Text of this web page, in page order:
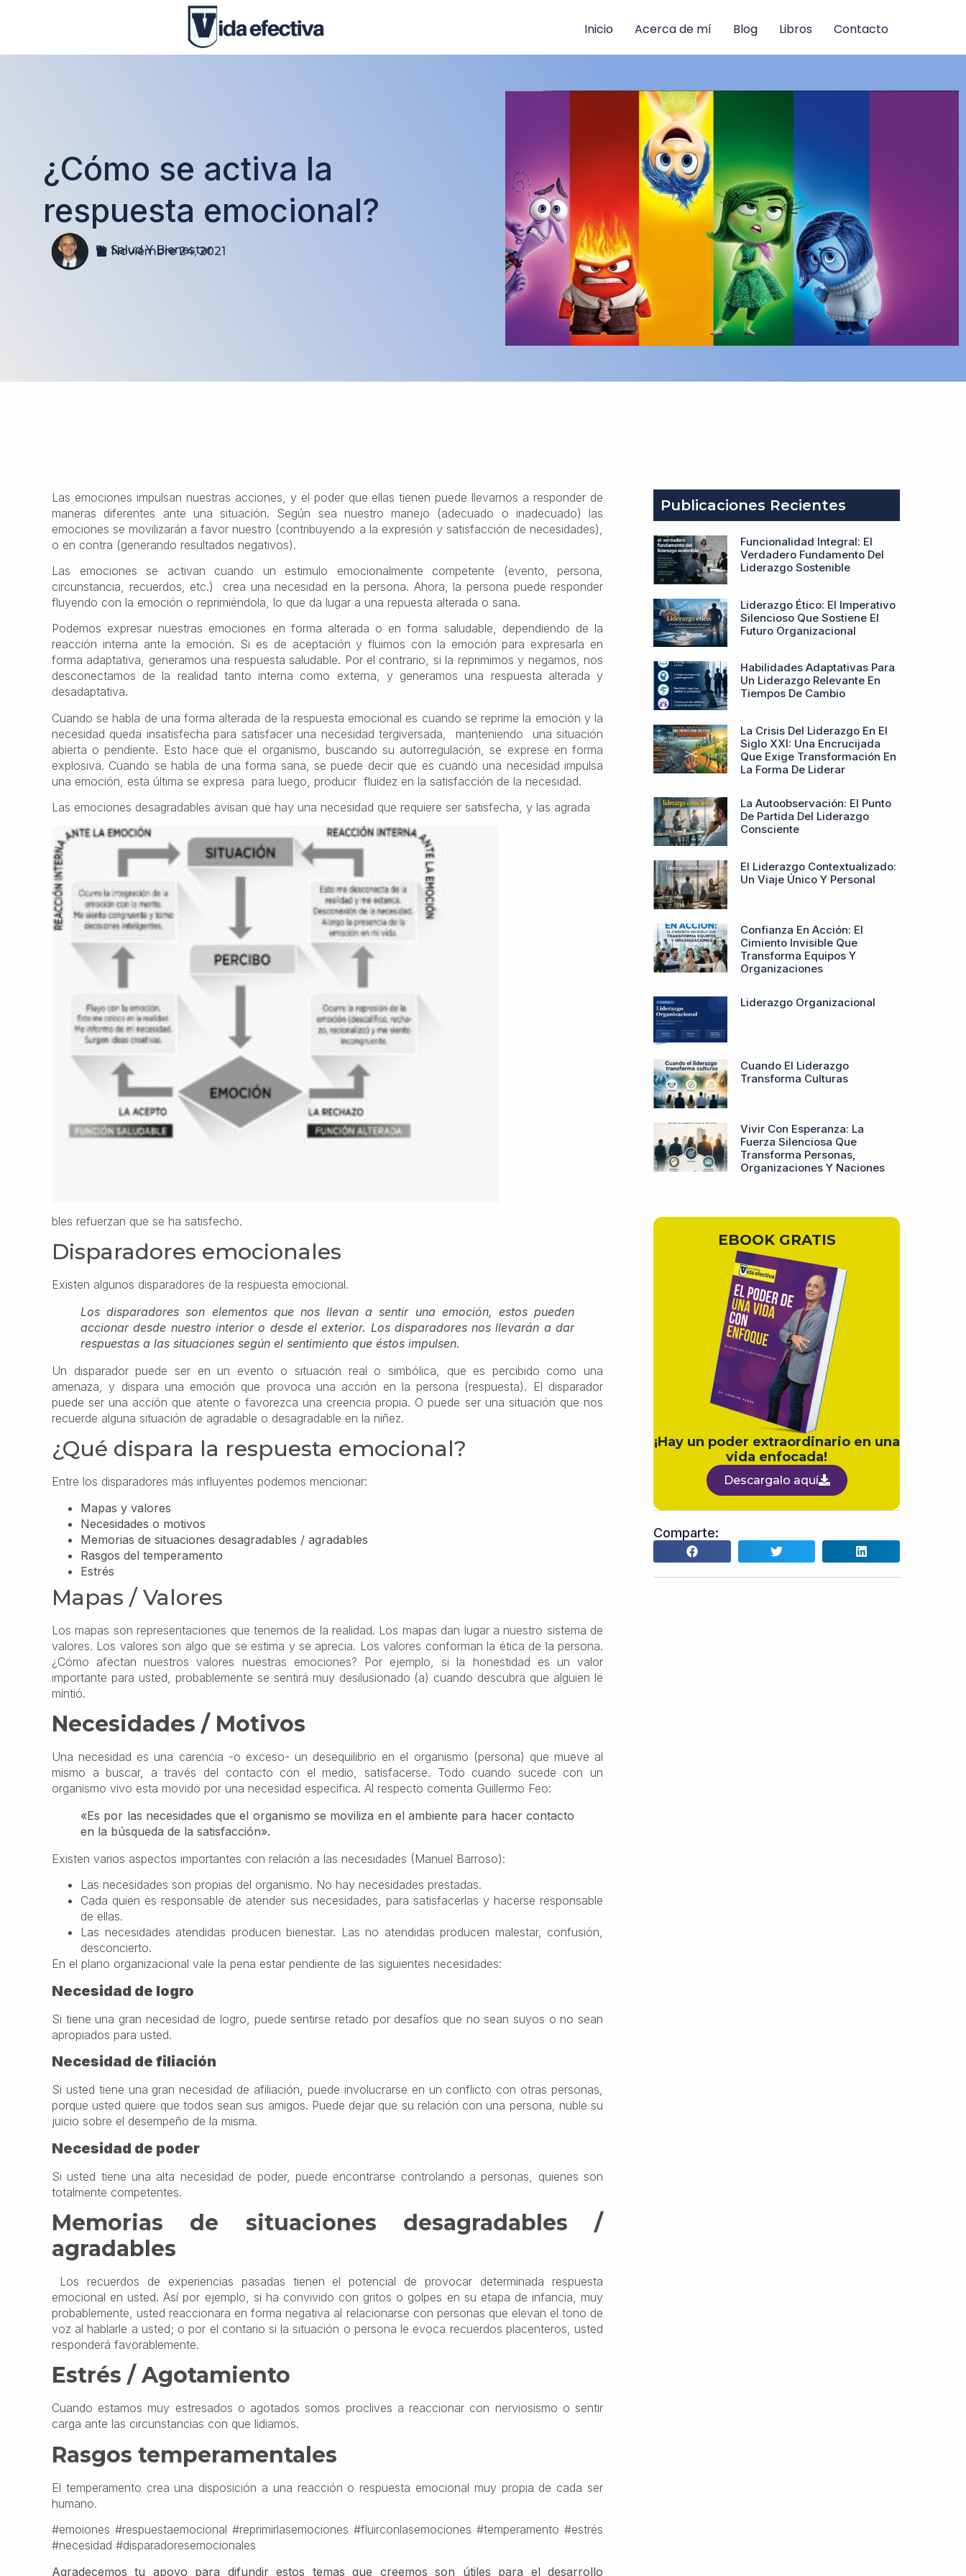
Inicio Acerca de mí Blog Libros Contacto
¿Cómo se activa la
respuesta emocional?
Salud Y Bienestar
Noviembre 24, 2021
Las emociones impulsan nuestras acciones, y el poder que ellas tienen puede llevarnos a responder de
maneras diferentes ante una situación. Según sea nuestro manejo (adecuado o inadecuado) las
emociones se movilizarán a favor nuestro (contribuyendo a la expresión y satisfacción de necesidades),
o en contra (generando resultados negativos).
Las emociones se activan cuando un estimulo emocionalmente competente (evento, persona,
circunstancia, recuerdos, etc.) crea una necesidad en la persona. Ahora, la persona puede responder
fluyendo con la emoción o reprimiéndola, lo que da lugar a una repuesta alterada o sana.
Podemos expresar nuestras emociones en forma alterada o en forma saludable, dependiendo de la
reacción interna ante la emoción. Si es de aceptación y fluimos con la emoción para expresarla en
forma adaptativa, generamos una respuesta saludable. Por el contrario, si la reprimimos y negamos, nos
desconectamos de la realidad tanto interna como externa, y generamos una respuesta alterada y
desadaptativa.
Cuando se habla de una forma alterada de la respuesta emocional es cuando se reprime la emoción y la
necesidad queda insatisfecha para satisfacer una necesidad tergiversada, manteniendo una situación
abierta o pendiente. Esto hace que el organismo, buscando su autorregulación, se exprese en forma
explosiva. Cuando se habla de una forma sana, se puede decir que es cuando una necesidad impulsa
una emoción, esta última se expresa para luego, producir fluidez en la satisfacción de la necesidad.
Las emociones desagradables avisan que hay una necesidad que requiere ser satisfecha, y las agrada
bles refuerzan que se ha satisfecho.
Disparadores emocionales
Existen algunos disparadores de la respuesta emocional.
Los disparadores son elementos que nos llevan a sentir una emoción, estos pueden
accionar desde nuestro interior o desde el exterior. Los disparadores nos llevarán a dar
respuestas a las situaciones según el sentimiento que éstos impulsen.
Un disparador puede ser en un evento o situación real o simbólica, que es percibido como una
amenaza, y dispara una emoción que provoca una acción en la persona (respuesta). El disparador
puede ser una acción que atente o favorezca una creencia propia. O puede ser una situación que nos
recuerde alguna situación de agradable o desagradable en la niñez.
¿Qué dispara la respuesta emocional?
Entre los disparadores más influyentes podemos mencionar:
Mapas y valores
Necesidades o motivos
Memorias de situaciones desagradables / agradables
Rasgos del temperamento
Estrés
Mapas / Valores
Los mapas son representaciones que tenemos de la realidad. Los mapas dan lugar a nuestro sistema de
valores. Los valores son algo que se estima y se aprecia. Los valores conforman la ética de la persona.
¿Cómo afectan nuestros valores nuestras emociones? Por ejemplo, si la honestidad es un valor
importante para usted, probablemente se sentirá muy desilusionado (a) cuando descubra que alguien le
mintió.
Necesidades / Motivos
Una necesidad es una carencia -o exceso- un desequilibrio en el organismo (persona) que mueve al
mismo a buscar, a través del contacto con el medio, satisfacerse. Todo cuando sucede con un
organismo vivo esta movido por una necesidad especifica. Al respecto comenta Guillermo Feo:
«Es por las necesidades que el organismo se moviliza en el ambiente para hacer contacto
en la búsqueda de la satisfacción».
Existen varios aspectos importantes con relación a las necesidades (Manuel Barroso):
Las necesidades son propias del organismo. No hay necesidades prestadas.
Cada quien es responsable de atender sus necesidades, para satisfacerlas y hacerse responsable
de ellas.
Las necesidades atendidas producen bienestar. Las no atendidas producen malestar, confusión,
desconcierto.
En el plano organizacional vale la pena estar pendiente de las siguientes necesidades:
Necesidad de logro
Si tiene una gran necesidad de logro, puede sentirse retado por desafíos que no sean suyos o no sean
apropiados para usted.
Necesidad de filiación
Si usted tiene una gran necesidad de afiliación, puede involucrarse en un conflicto con otras personas,
porque usted quiere que todos sean sus amigos. Puede dejar que su relación con una persona, nuble su
juicio sobre el desempeño de la misma.
Necesidad de poder
Si usted tiene una alta necesidad de poder, puede encontrarse controlando a personas, quienes son
totalmente competentes.
Memorias de situaciones desagradables /
agradables
Los recuerdos de experiencias pasadas tienen el potencial de provocar determinada respuesta
emocional en usted. Así por ejemplo, si ha convivido con gritos o golpes en su etapa de infancia, muy
probablemente, usted reaccionara en forma negativa al relacionarse con personas que elevan el tono de
voz al hablarle a usted; o por el contario si la situación o persona le evoca recuerdos placenteros, usted
responderá favorablemente.
Estrés / Agotamiento
Cuando estamos muy estresados o agotados somos proclives a reaccionar con nerviosismo o sentir
carga ante las circunstancias con que lidiamos.
Rasgos temperamentales
El temperamento crea una disposición a una reacción o respuesta emocional muy propia de cada ser
humano.
#emoiones #respuestaemocional #reprimirlasemociones #fluirconlasemociones #temperamento #estrés
#necesidad #disparadoresemocionales
Agradecemos tu apoyo para difundir estos temas que creemos son útiles para el desarrollo
Publicaciones Recientes
Funcionalidad Integral: El
Verdadero Fundamento Del
Liderazgo Sostenible
Liderazgo Ético: El Imperativo
Silencioso Que Sostiene El
Futuro Organizacional
Habilidades Adaptativas Para
Un Liderazgo Relevante En
Tiempos De Cambio
La Crisis Del Liderazgo En El
Siglo XXI: Una Encrucijada
Que Exige Transformación En
La Forma De Liderar
La Autoobservación: El Punto
De Partida Del Liderazgo
Consciente
El Liderazgo Contextualizado:
Un Viaje Único Y Personal
Confianza En Acción: El
Cimiento Invisible Que
Transforma Equipos Y
Organizaciones
Liderazgo Organizacional
Cuando El Liderazgo
Transforma Culturas
Vivir Con Esperanza: La
Fuerza Silenciosa Que
Transforma Personas,
Organizaciones Y Naciones
EBOOK GRATIS
¡Hay un poder extraordinario en una
vida enfocada!
Descargalo aquí
Comparte: